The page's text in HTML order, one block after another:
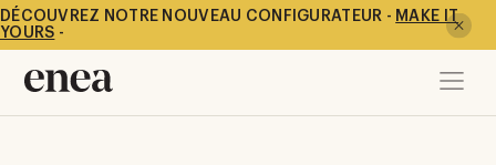
DÉCOUVREZ NOTRE NOUVEAU CONFIGURATEUR - MAKE IT
YOURS -